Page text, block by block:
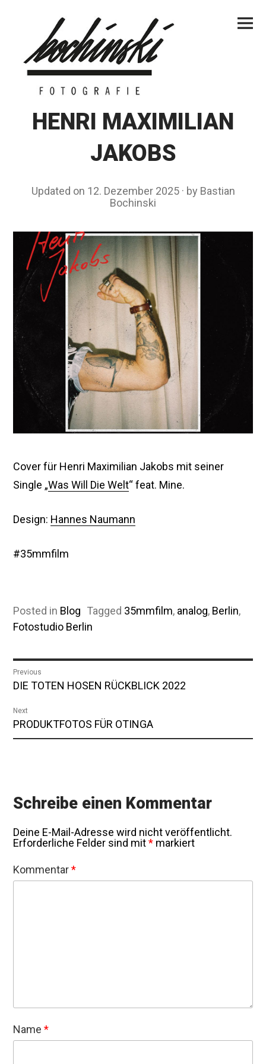
Menu
HENRI MAXIMILIAN
JAKOBS
Updated on 12. Dezember 20251
a
i
2
0
3
by Bastian
Bochinski
Cover für Henri Maximilian Jakobs mit seiner
Single „Was Will Die Welt“ feat. Mine.
Design: Hannes Naumann
#35mmfilm
Posted in Blog Tagged 35mmfilm, analog, Berlin,
Fotostudio Berlin
Beitragsnavigation
Previous
Previous
DIE TOTEN HOSEN RÜCKBLICK 2022
Next
Next
post:
PRODUKTFOTOS FÜR OTINGA
Schreibe einen Kommentar
Deine E-Mail-Adresse wird nicht veröffentlicht.
Erforderliche Felder sind mit* markiert
Kommentar*
Name*